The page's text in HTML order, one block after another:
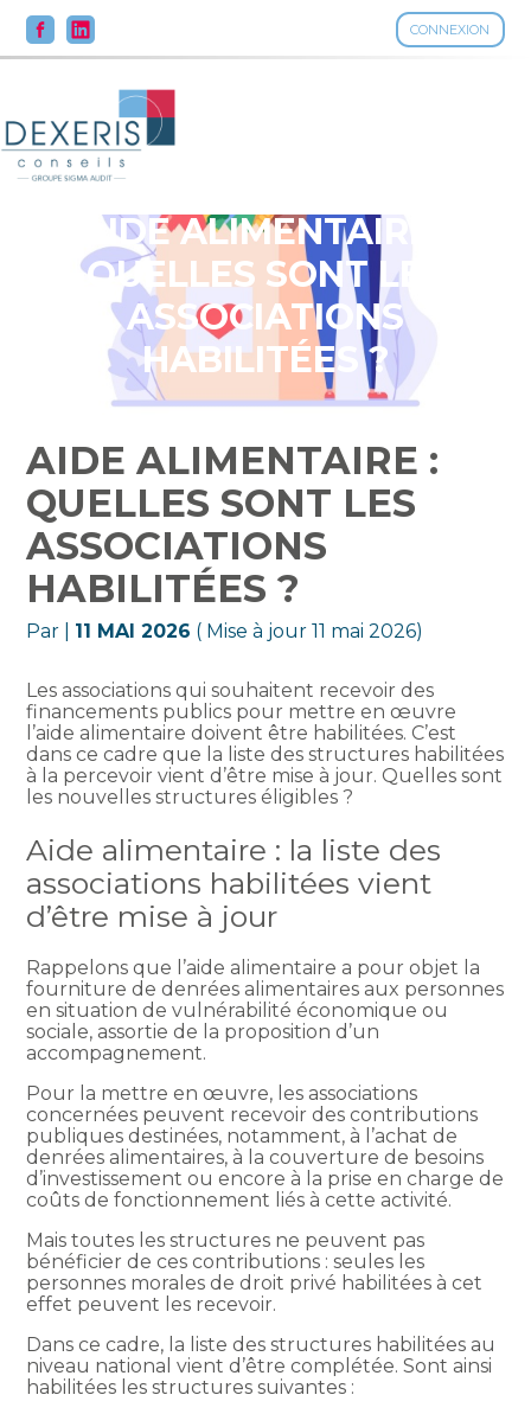
CONNEXION
Aller
au
contenu
AIDE ALIMENTAIRE :
QUELLES SONT LES
ASSOCIATIONS
HABILITÉES ?
AIDE ALIMENTAIRE :
QUELLES SONT LES
ASSOCIATIONS
HABILITÉES ?
Par 11 MAI 2026 ( Mise à jour 11 mai 2026)
Les associations qui souhaitent recevoir des
financements publics pour mettre en œuvre
l’aide alimentaire doivent être habilitées. C’est
dans ce cadre que la liste des structures habilitées
à la percevoir vient d’être mise à jour. Quelles sont
les nouvelles structures éligibles ?
Aide alimentaire : la liste des
associations habilitées vient
d’être mise à jour
Rappelons que l’aide alimentaire a pour objet la
fourniture de denrées alimentaires aux personnes
en situation de vulnérabilité économique ou
sociale, assortie de la proposition d’un
accompagnement.
Pour la mettre en œuvre, les associations
concernées peuvent recevoir des contributions
publiques destinées, notamment, à l’achat de
denrées alimentaires, à la couverture de besoins
d’investissement ou encore à la prise en charge de
coûts de fonctionnement liés à cette activité.
Mais toutes les structures ne peuvent pas
bénéficier de ces contributions : seules les
personnes morales de droit privé habilitées à cet
effet peuvent les recevoir.
Dans ce cadre, la liste des structures habilitées au
niveau national vient d’être complétée. Sont ainsi
habilitées les structures suivantes :